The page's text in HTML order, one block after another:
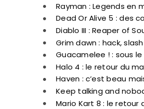
Rayman : Legends en
Dead Or Alive 5 : des
Diablo III : Reaper of
Grim dawn : hack,
Guacamelee ! : sous
Halo 4 : le retour du
Haven : c’est beau
Keep talking and
Mario Kart 8 : le retour